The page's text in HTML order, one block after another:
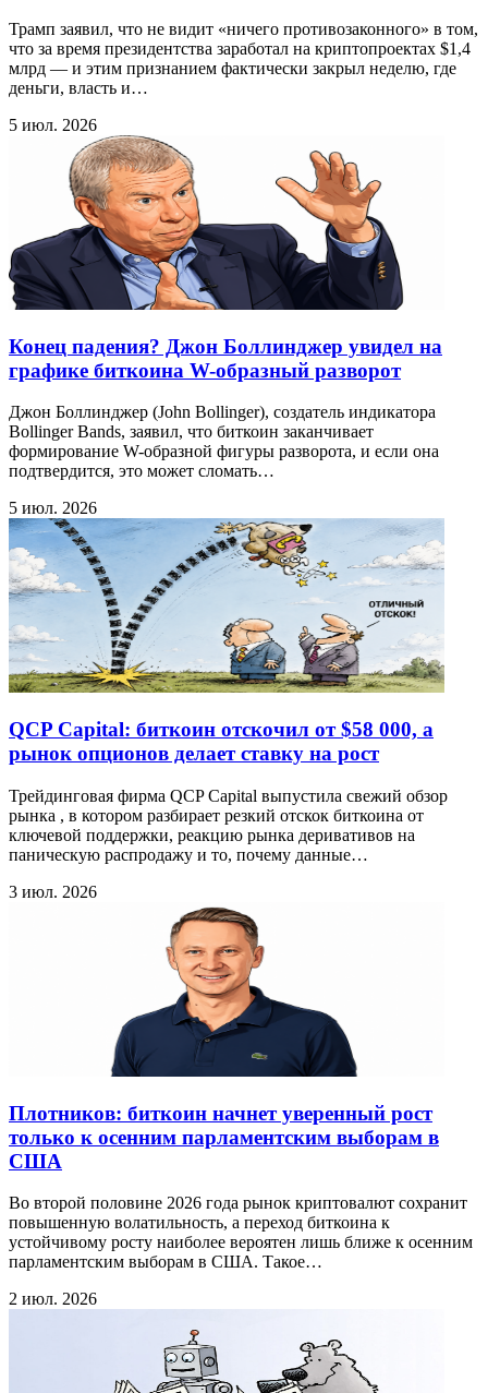
Трамп заявил, что не видит «ничего противозаконного» в том,
что за время президентства заработал на криптопроектах $1,4
млрд — и этим признанием фактически закрыл неделю, где
деньги, власть и…
5 июл. 2026
Конец падения? Джон Боллинджер увидел на
графике биткоина W-образный разворот
Джон Боллинджер (John Bollinger), создатель индикатора
Bollinger Bands, заявил, что биткоин заканчивает
формирование W-образной фигуры разворота, и если она
подтвердится, это может сломать…
5 июл. 2026
QCP Capital: биткоин отскочил от $58 000, а
рынок опционов делает ставку на рост
Трейдинговая фирма QCP Capital выпустила свежий обзор
рынка , в котором разбирает резкий отскок биткоина от
ключевой поддержки, реакцию рынка деривативов на
паническую распродажу и то, почему данные…
3 июл. 2026
Плотников: биткоин начнет уверенный рост
только к осенним парламентским выборам в
США
Во второй половине 2026 года рынок криптовалют сохранит
повышенную волатильность, а переход биткоина к
устойчивому росту наиболее вероятен лишь ближе к осенним
парламентским выборам в США. Такое…
2 июл. 2026